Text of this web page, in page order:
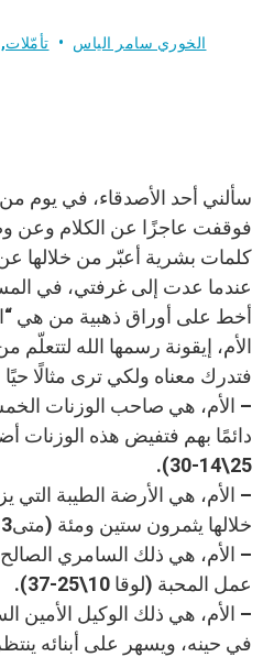
الخوري سامر الياس تأمّلات,
سألني أحد الأصدقاء، في يوم من
فوقفت عاجزًا عن الكلام وعن
كلمات بشرية أعبّر من خلالها
عندما عدت إلى غرفتي، في
أخط على أوراق ذهبية من هي
الأم، إيقونة رسمها الله لتتعلّم
فتدرك معناه ولكي ترى مثالًا
– الأم، هي صاحب الوزنات
دائمًا بهم فتفيض هذه
25\14-30).
– الأم، هي الأرضة الطيبة التي
خلالها يثمرون ستين ومئة (متى13\18-23).
– الأم، هي ذلك السامري
عمل المحبة (لوقا 10\25-37).
– الأم، هي ذلك الوكيل الأمين
في حينه، ويسهر على أبنائه